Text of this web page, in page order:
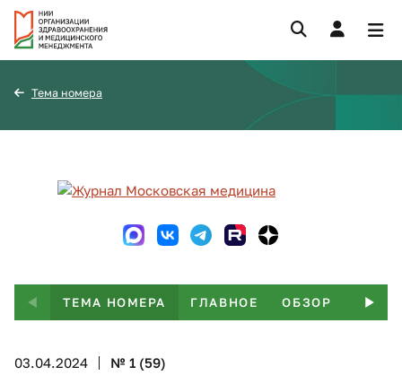
Тема номера
ТЕМА НОМЕРА ГЛАВНОЕ ОБЗОР
03.04.2024
№ 1 (59)